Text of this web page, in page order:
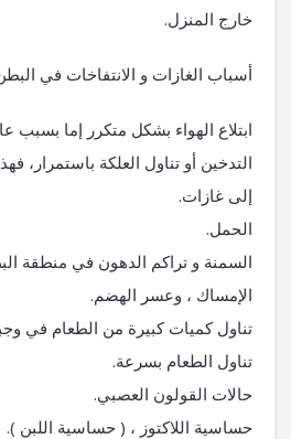
خارج المنزل.
أسباب الغازات و الانتفاخات في
ابتلاع الهواء بشكل متكرر إما بسبب
التدخين أو تناول العلكة باستمرار،
إلى غازات.
الحمل.
السمنة و تراكم الدهون في منطقة
الإمساك ، وعسر الهضم.
تناول كميات كبيرة من الطعام في
تناول الطعام بسرعة.
حالات القولون العصبي.
حساسية اللاكتوز ، ( حساسية اللبن ).